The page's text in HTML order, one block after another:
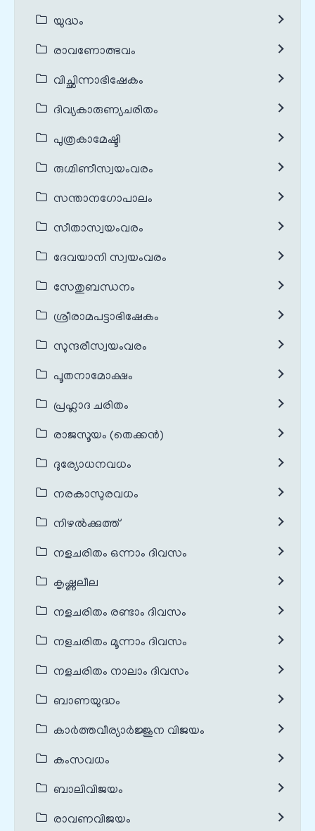
യുദ്ധം
രാവണോത്ഭവം
വിച്ഛിന്നാഭിഷേകം
ദിവ്യകാരുണ്യചരിതം
പുത്രകാമേഷ്ടി
രുഗ്മിണീസ്വയംവരം
സന്താനഗോപാലം
സീതാസ്വയംവരം
ദേവയാനി സ്വയംവരം
സേതുബന്ധനം
ശ്രീരാമപട്ടാഭിഷേകം
സുന്ദരീസ്വയംവരം
പൂതനാമോക്ഷം
പ്രഹ്ലാദ ചരിതം
രാജസൂയം (തെക്കൻ)
ദുര്യോധനവധം
നരകാസുരവധം
നിഴൽക്കുത്ത്
നളചരിതം ഒന്നാം ദിവസം
കൃഷ്ണലീല
നളചരിതം രണ്ടാം ദിവസം
നളചരിതം മൂന്നാം ദിവസം
നളചരിതം നാലാം ദിവസം
ബാണയുദ്ധം
കാർത്തവീര്യാർജ്ജുന വിജയം
കംസവധം
ബാലിവിജയം
രാവണവിജയം